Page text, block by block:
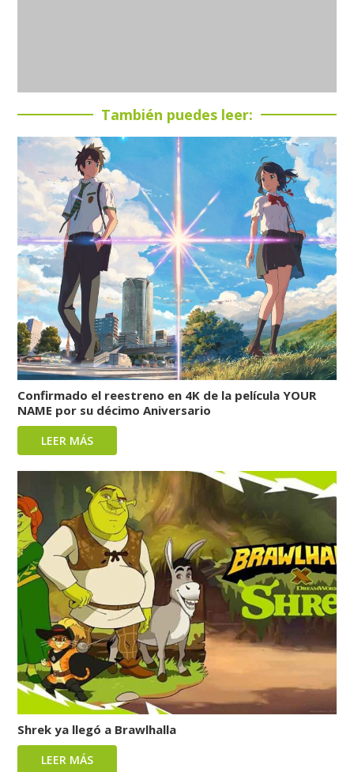
También puedes leer:
Confirmado el reestreno en 4K de la película YOUR
NAME por su décimo Aniversario
LEER MÁS
Shrek ya llegó a Brawlhalla
LEER MÁS